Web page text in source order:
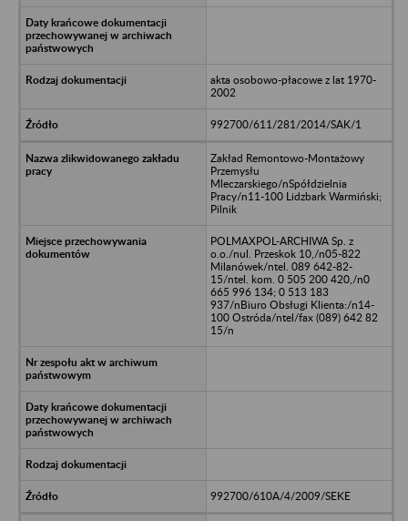
akta osobowo-płacowe z lat 1970-
2002
992700/611/281/2014/SAK/1
Zakład Remontowo-Montażowy
Przemysłu
Mleczarskiego/nSpółdzielnia
Pracy/n11-100 Lidzbark Warmiński;
Pilnik
POLMAXPOL-ARCHIWA Sp. z
o.o./nul. Przeskok 10,/n05-822
Milanówek/ntel. 089 642-82-
15/ntel. kom. 0 505 200 420,/n0
665 996 134; 0 513 183
937/nBiuro Obsługi Klienta:/n14-
100 Ostróda/ntel/fax (089) 642 82
15/n
992700/610A/4/2009/SEKE